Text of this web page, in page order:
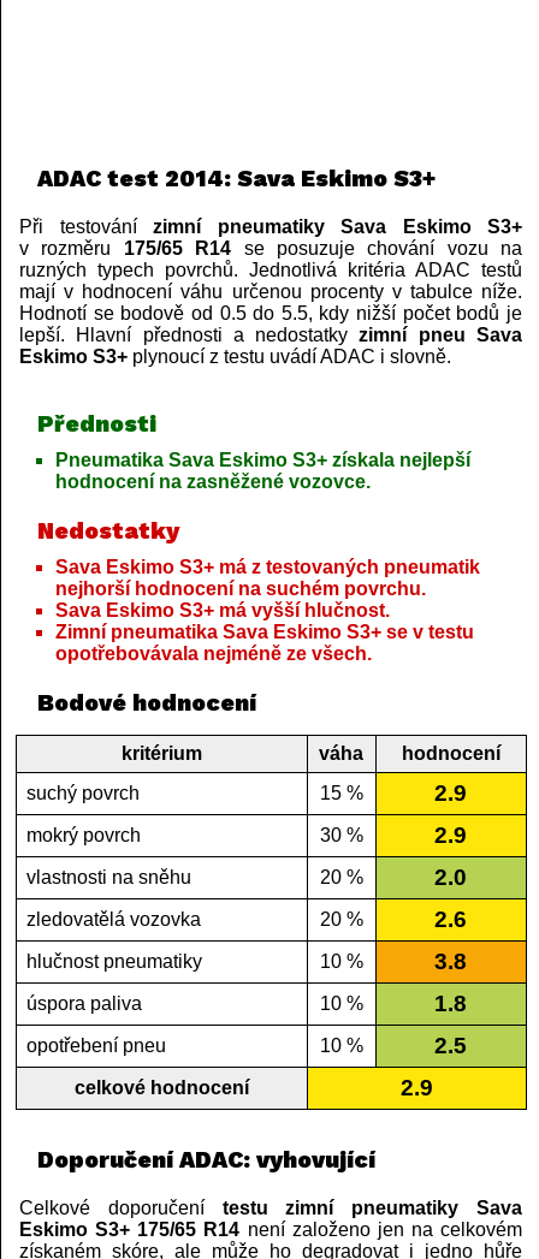
ADAC test 2014: Sava Eskimo S3+
Při testování zimní pneumatiky Sava Eskimo S3+
v rozměru 175/65 R14 se posuzuje chování vozu na
ruzných typech povrchů. Jednotlivá kritéria ADAC testů
mají v hodnocení váhu určenou procenty v tabulce níže.
Hodnotí se bodově od 0.5 do 5.5, kdy nižší počet bodů je
lepší. Hlavní přednosti a nedostatkyzimní pneu Sava
Eskimo S3+ plynoucí z testu uvádí ADAC i slovně.
Přednosti
Pneumatika Sava Eskimo S3+ získala nejlepší
hodnocení na zasněžené vozovce.
Nedostatky
Sava Eskimo S3+ má z testovaných pneumatik
nejhorší hodnocení na suchém povrchu.
Sava Eskimo S3+ má vyšší hlučnost.
Zimní pneumatika Sava Eskimo S3+ se v testu
opotřebovávala nejméně ze všech.
Bodové hodnocení
kritérium váha
hodnocení
suchý povrch
15 % 2.9
mokrý povrch 30 % 2.9
vlastnosti na sněhu 20 % 2.0
zledovatělá vozovka 20 % 2.6
hlučnost pneumatiky 10 % 3.8
úspora paliva 10 % 1.8
opotřebení pneu 10 % 2.5
celkové hodnocení 2.9
Doporučení ADAC: vyhovující
Celkové doporučení testu zimní pneumatiky Sava
Eskimo S3+ 175/65 R14 není založeno jen na celkovém
získaném skóre, ale může ho degradovat i jedno hůře